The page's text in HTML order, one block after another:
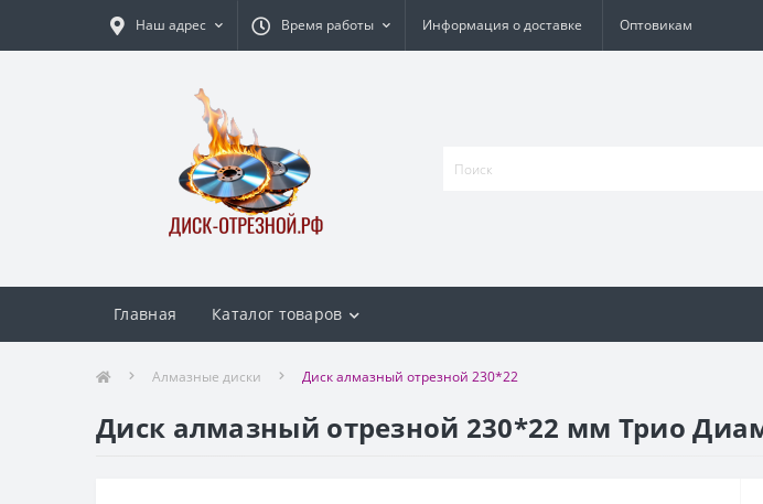
Наш адрес Время работы Информация о доставке Оптовикам
Главная Каталог товаров
Алмазные диски Диск алмазный отрезной 230*22
Диск алмазный отрезной 230*22 мм Трио